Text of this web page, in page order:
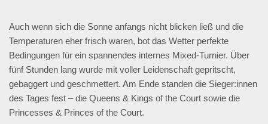
Auch wenn sich die Sonne anfangs nicht blicken ließ und die
Temperaturen eher frisch waren, bot das Wetter perfekte
Bedingungen für ein spannendes internes Mixed-Turnier. Über
fünf Stunden lang wurde mit voller Leidenschaft gepritscht,
gebaggert und geschmettert. Am Ende standen die Sieger:innen
des Tages fest – die Queens & Kings of the Court sowie die
Princesses & Princes of the Court.